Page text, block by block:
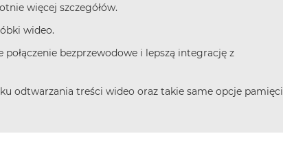
więcej szczegółów.
wideo.
połączenie bezprzewodowe i lepszą integrację z
odtwarzania treści wideo oraz takie same opcje pamięci